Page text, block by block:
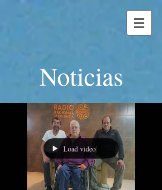
Noticias
Load video